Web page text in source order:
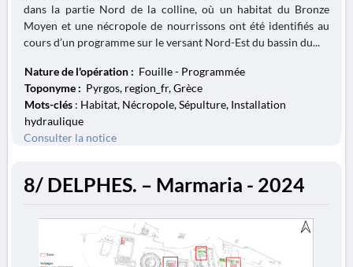
dans la partie Nord de la colline, où un habitat du Bronze
Moyen et une nécropole de nourrissons ont été identifiés au
cours d’un programme sur le versant Nord-Est du bassin du...
Nature de l'opération : Fouille - Programmée
Toponyme : Pyrgos, region_fr, Grèce
Mots-clés : Habitat, Nécropole, Sépulture, Installation
hydraulique
Consulter la notice
8/ DELPHES. – Marmaria - 2024